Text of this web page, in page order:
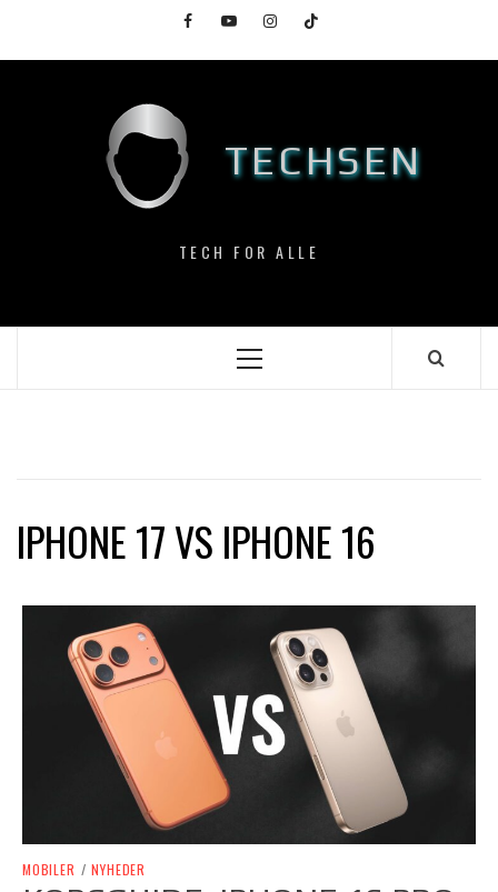
content
FacebookYouTubeInstagramTikTok
TECHSEN
TECH FOR ALLE
Primary
IPHONE 17 VS IPHONE 16
MOBILER / NYHEDER